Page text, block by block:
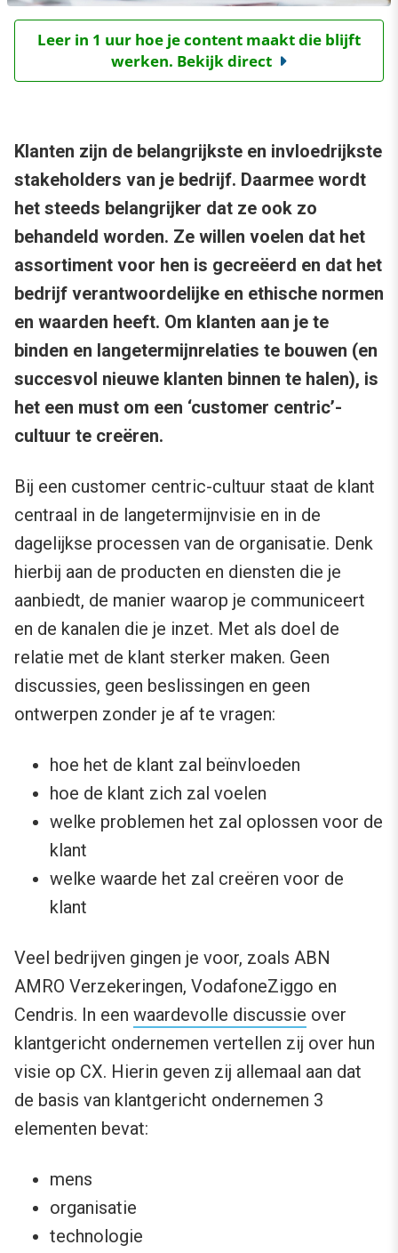
Leer in 1 uur hoe je content maakt die blijft
werken. Bekijk direct
Klanten zijn de belangrijkste en invloedrijkste
stakeholders van je bedrijf. Daarmee wordt
het steeds belangrijker dat ze ook zo
behandeld worden. Ze willen voelen dat het
assortiment voor hen is gecreëerd en dat het
bedrijf verantwoordelijke en ethische normen
en waarden heeft. Om klanten aan je te
binden en langetermijnrelaties te bouwen (en
succesvol nieuwe klanten binnen te halen), is
het een must om een ‘customer centric’-
cultuur te creëren.
Bij een customer centric-cultuur staat de klant
centraal in de langetermijnvisie en in de
dagelijkse processen van de organisatie. Denk
hierbij aan de producten en diensten die je
aanbiedt, de manier waarop je communiceert
en de kanalen die je inzet. Met als doel de
relatie met de klant sterker maken. Geen
discussies, geen beslissingen en geen
ontwerpen zonder je af te vragen:
hoe het de klant zal beïnvloeden
hoe de klant zich zal voelen
welke problemen het zal oplossen voor de
klant
welke waarde het zal creëren voor de
klant
Veel bedrijven gingen je voor, zoals ABN
AMRO Verzekeringen, VodafoneZiggo en
Cendris. In een waardevolle discussie over
klantgericht ondernemen vertellen zij over hun
visie op CX. Hierin geven zij allemaal aan dat
de basis van klantgericht ondernemen 3
elementen bevat:
mens
organisatie
technologie